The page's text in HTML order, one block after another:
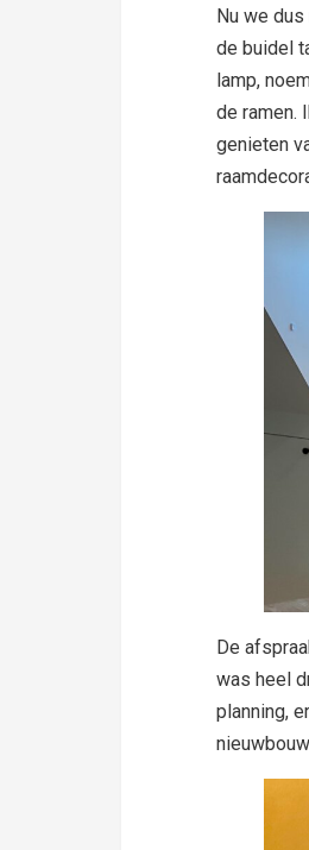
Nu we
de buidel
lamp,
de ramen.
genieten
De
was heel
planning,